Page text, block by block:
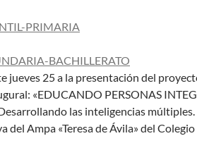
PRIMARIA
BACHILLERATO
jueves 25 a la presentación del
«EDUCANDO PERSONAS
las inteligencias múltiples.
del Ampa «Teresa de Ávila» del